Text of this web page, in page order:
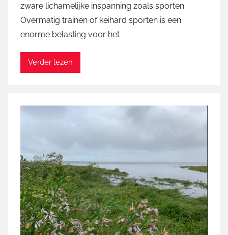
a
r
zware lichamelijke inspanning zoals sporten.
Overmatig trainen of keihard sporten is een
enorme belasting voor het
Verder lezen